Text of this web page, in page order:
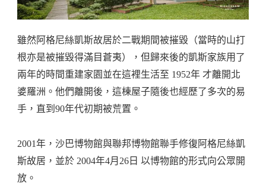
雖然阿格尼絲凱斯故居於二戰期間被摧毀（當時的山打
根亦是被摧毀得滿目蒼夷），但歸來後的凱斯家族用了
兩年的時間重建家園並在這裡生活至 1952年 才離開北
婆羅洲。他們離開後，這棟屋子隨後也經歷了多次的易
手，直到90年代初期被荒置。
2001年，沙巴博物館與聯邦博物館聯手修復阿格尼絲凱
斯故居，並於 2004年4月26日 以博物館的形式向公眾開
放。